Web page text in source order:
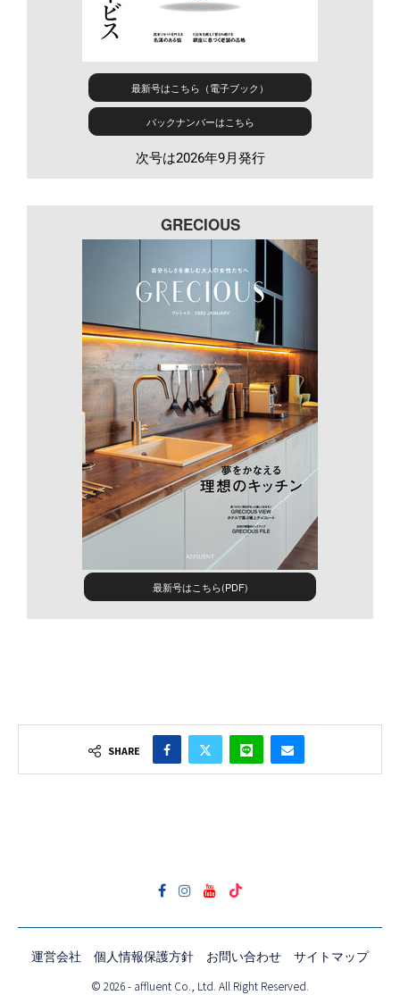
最新号はこちら（電子ブック）
バックナンバーはこちら
次号は2026年9月発行
GRECIOUS
最新号はこちら(PDF)
SHARE
運営会社 個人情報保護方針 お問い合わせ サイトマップ
© 2026 - affluent Co., Ltd. All Right Reserved.